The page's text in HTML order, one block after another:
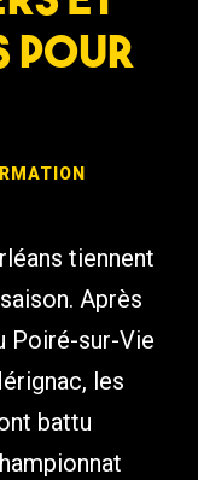
pour
tiennent
Après
Poiré-sur-Vie
les
battu